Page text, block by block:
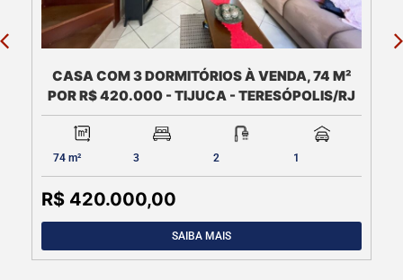
TODA TRANQUILIDADE QUE TERESÓPOLIS
OFERECE! VENDO CASA COM 3 QUARTOS EM
CONDOMÍNIO NA PRATA
1.042 m² 3 4 5
R$ 1.400.000,00